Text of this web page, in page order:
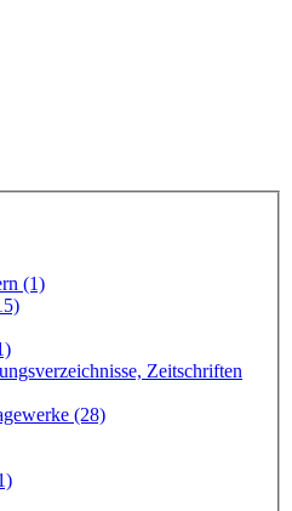
(1)
Zeitschriften
(28)